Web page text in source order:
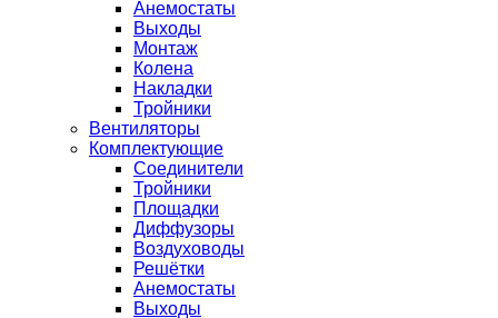
Анемостаты
Выходы
Монтаж
Колена
Накладки
Тройники
Вентиляторы
Комплектующие
Соединители
Тройники
Площадки
Диффузоры
Воздуховоды
Решётки
Анемостаты
Выходы